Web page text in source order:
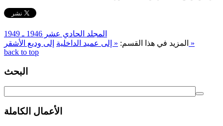
المجلد الحادي عشر 1946 ـ 1949
المزيد في هذا القسم: « إلى عميد الداخلية
إلى وديع الأشقر »
back to top
البحث
الأعمال الكاملة